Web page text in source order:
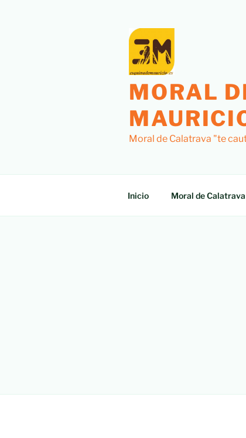
MORAL
Moral de Calatrava "te
Inicio Moral de Calatrava